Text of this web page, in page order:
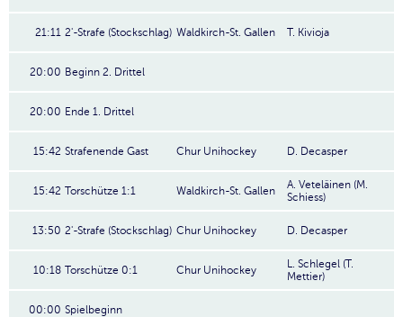
21:11 2'-Strafe (Stockschlag) Waldkirch-St. Gallen T. Kivioja
20:00 Beginn 2. Drittel
20:00 Ende 1. Drittel
15:42 Strafenende Gast Chur Unihockey D. Decasper
15:42 Torschütze 1:1 Waldkirch-St. Gallen
A. Veteläinen (M.
Schiess)
13:50 2'-Strafe (Stockschlag) Chur Unihockey D. Decasper
10:18 Torschütze 0:1 Chur Unihockey
L. Schlegel (T.
Mettier)
00:00 Spielbeginn